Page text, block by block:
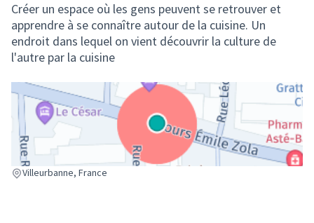
Créer un espace où les gens peuvent se retrouver et
apprendre à se connaître autour de la cuisine. Un
endroit dans lequel on vient découvrir la culture de
l'autre par la cuisine
Villeurbanne, France
(Lien externe)